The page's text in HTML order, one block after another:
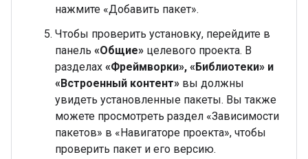
нажмите «Добавить пакет».
Чтобы проверить установку, перейдите в
панель «Общие» целевого проекта. В
разделах «Фреймворки», «Библиотеки» и
«Встроенный контент» вы должны
увидеть установленные пакеты. Вы также
можете просмотреть раздел «Зависимости
пакетов» в «Навигаторе проекта», чтобы
проверить пакет и его версию.